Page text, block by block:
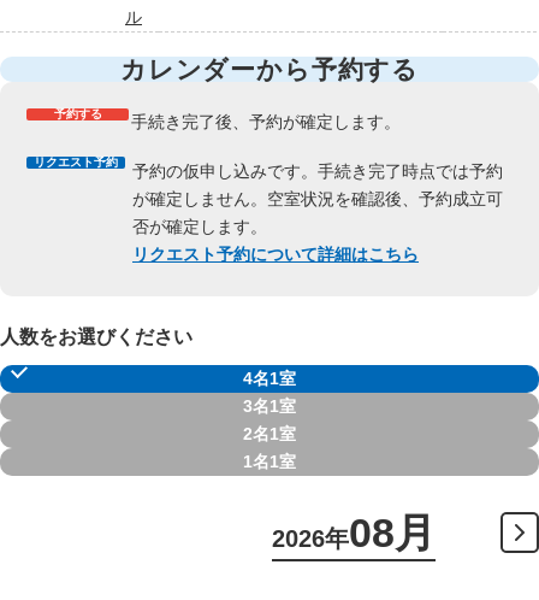
ル
カレンダーから予約する
予約する 手続き完了後、予約が確定します。
リクエスト予約
予約の仮申し込みです。手続き完了時点では予約
が確定しません。空室状況を確認後、予約成立可
否が確定します。
リクエスト予約について詳細はこちら
人数をお選びください
4名1室
3名1室
2名1室
1名1室
2026年08月